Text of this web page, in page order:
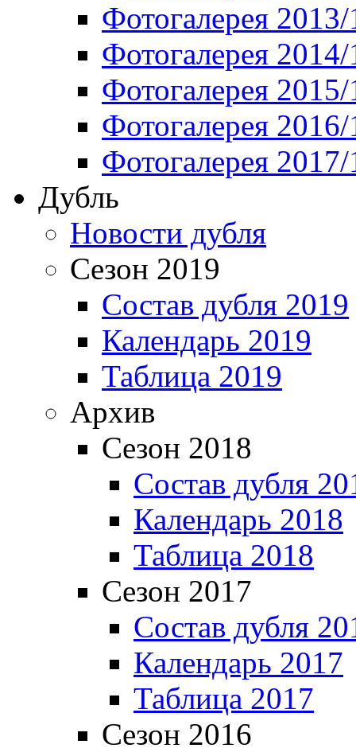
Фотогалерея
Фотогалерея
Фотогалерея
Фотогалерея
Фотогалерея
Дубль
Новости дубля
Сезон 2019
Состав дубля 2019
Календарь 2019
Таблица 2019
Архив
Сезон 2018
Состав дубля
Календарь 2018
Таблица 2018
Сезон 2017
Состав дубля
Календарь 2017
Таблица 2017
Сезон 2016